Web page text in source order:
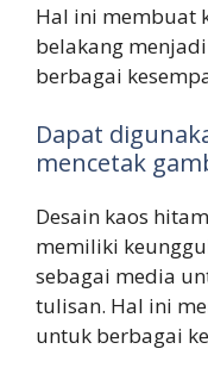
Hal ini membuat
belakang
berbagai
Dapat
mencetak
Desain kaos
memiliki
sebagai media
tulisan. Hal ini
untuk berbagai